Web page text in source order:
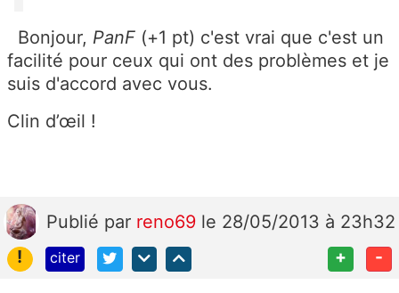
Bonjour, PanF (+1 pt) c'est vrai que c'est un
facilité pour ceux qui ont des problèmes et je
suis d'accord avec vous.
Clin d’œil !
Publié par reno69 le 28/05/2013 à 23h32
!
citer + -